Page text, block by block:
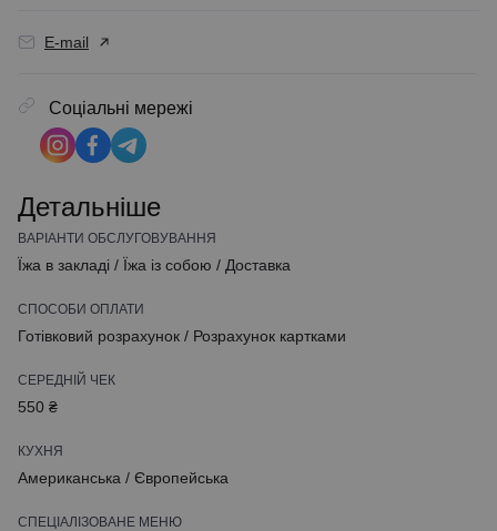
E-mail
Соціальні мережі
Детальніше
ВАРІАНТИ ОБСЛУГОВУВАННЯ
Їжа в закладі / Їжа із собою / Доставка
СПОСОБИ ОПЛАТИ
Готівковий розрахунок / Розрахунок картками
СЕРЕДНІЙ ЧЕК
550 ₴
КУХНЯ
Американська / Європейська
СПЕЦІАЛІЗОВАНЕ МЕНЮ